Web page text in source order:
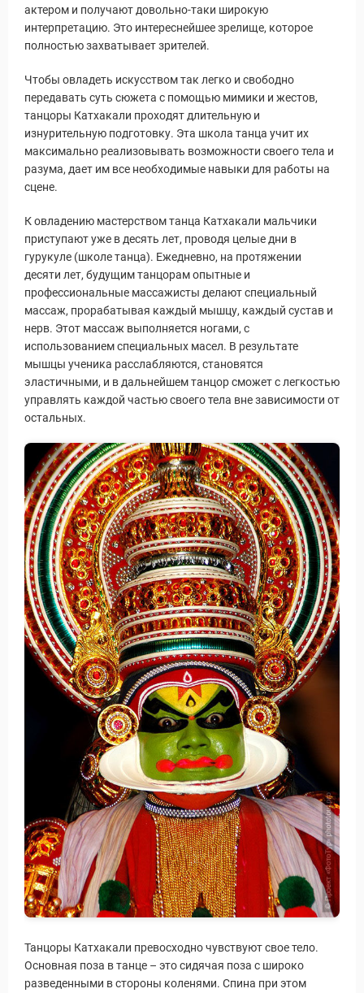
Статьи
актером и получают довольно-таки широкую
интерпретацию. Это интереснейшее зрелище, которое
полностью захватывает зрителей.
Чтобы овладеть искусством так легко и свободно
передавать суть сюжета с помощью мимики и жестов,
танцоры Катхакали проходят длительную и
изнурительную подготовку. Эта школа танца учит их
максимально реализовывать возможности своего тела и
разума, дает им все необходимые навыки для работы на
сцене.
К овладению мастерством танца Катхакали мальчики
приступают уже в десять лет, проводя целые дни в
гурукуле (школе танца). Ежедневно, на протяжении
десяти лет, будущим танцорам опытные и
профессиональные массажисты делают специальный
массаж, прорабатывая каждый мышцу, каждый сустав и
нерв. Этот массаж выполняется ногами, с
использованием специальных масел. В результате
мышцы ученика расслабляются, становятся
эластичными, и в дальнейшем танцор сможет с легкостью
управлять каждой частью своего тела вне зависимости от
остальных.
Танцоры Катхакали превосходно чувствуют свое тело.
Основная поза в танце – это сидячая поза с широко
разведенными в стороны коленями. Спина при этом